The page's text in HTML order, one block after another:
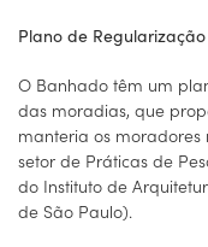
Plano de Regularização
O Banhado têm um
das moradias, que
manteria os
setor de Práticas de
do Instituto de
de São Paulo).